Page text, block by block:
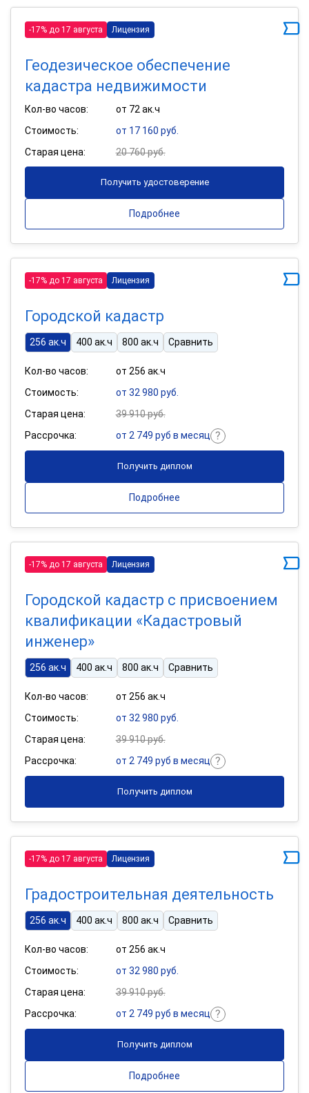
-17% до 17 августа Лицензия
Геодезическое обеспечение
кадастра недвижимости
Кол-во часов:
от 72 ак.ч
Стоимость:
от 17 160 руб.
Старая цена:
20 760 руб.
Получить удостоверение
Подробнее
-17% до 17 августа Лицензия
Городской кадастр
256 ак.ч 400 ак.ч 800 ак.ч Сравнить
Кол-во часов:
от 256 ак.ч
Стоимость:
от 32 980 руб.
Старая цена:
39 910 руб.
Рассрочка:
от 2 749 руб в месяц
Получить диплом
Подробнее
-17% до 17 августа Лицензия
Городской кадастр с присвоением
квалификации «Кадастровый
инженер»
256 ак.ч 400 ак.ч 800 ак.ч Сравнить
Кол-во часов:
от 256 ак.ч
Стоимость:
от 32 980 руб.
Старая цена:
39 910 руб.
Рассрочка:
от 2 749 руб в месяц
Получить диплом
-17% до 17 августа Лицензия
Градостроительная деятельность
256 ак.ч 400 ак.ч 800 ак.ч Сравнить
Кол-во часов:
от 256 ак.ч
Стоимость:
от 32 980 руб.
Старая цена:
39 910 руб.
Рассрочка:
от 2 749 руб в месяц
Получить диплом
Подробнее